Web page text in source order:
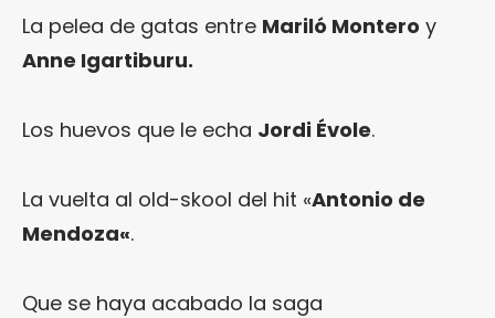
La pelea de gatas entre Mariló Montero y
Anne Igartiburu.
Los huevos que le echa Jordi Évole.
La vuelta al old-skool del hit «Antonio de
Mendoza«.
Que se haya acabado la saga